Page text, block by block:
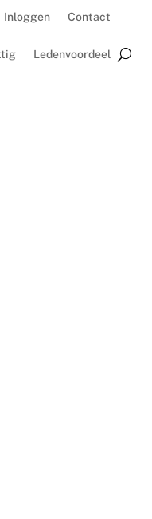
Inloggen Contact
Ledenvoordeel